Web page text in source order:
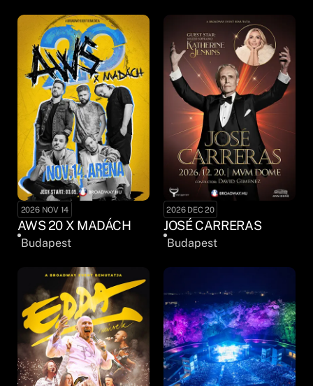
2026 NOV 14
AWS 20 X MADÁCH
Budapest
2026 DEC 20
JOSÉ CARRERAS
Budapest